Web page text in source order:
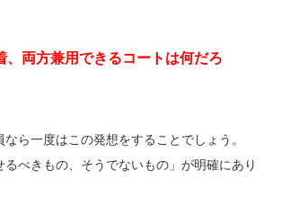
、両方兼用できるコートは何だろ
ら一度はこの発想をすることでしょう。
るべきもの、そうでないもの」が明確にあり